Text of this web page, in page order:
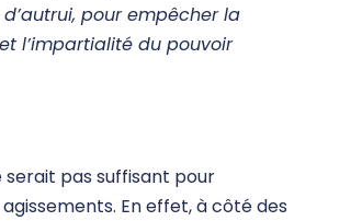
pour empêcher la
l’impartialité du pouvoir
serait pas suffisant pour
En effet, à côté des